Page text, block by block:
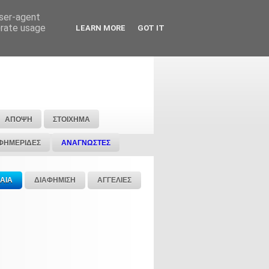
ΑΠΟΨΗ ΣΤΟΙΧΗΜΑ
ΑΝΑΓΝΩΣΤΕΣ
ΔΙΑΦΗΜΙΣΗ ΑΓΓΕΛΙΕΣ
agent
usage
LEARN MORE GOT IT